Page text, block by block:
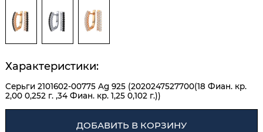
Характеристики:
Серьги 2101602-00775 Ag 925 (2020247527700(18 Фиан. кр.
2,00 0,252 г. ,34 Фиан. кр. 1,25 0,102 г.))
ДОБАВИТЬ В КОРЗИНУ